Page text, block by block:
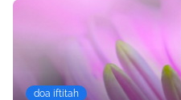
doa iftitah